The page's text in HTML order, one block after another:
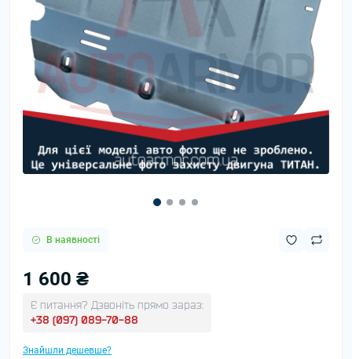
В наявності
1 600 ₴
Є питання? Дзвоніть прямо зараз:
+38 (097) 089-70-88
Знайшли дешевше?